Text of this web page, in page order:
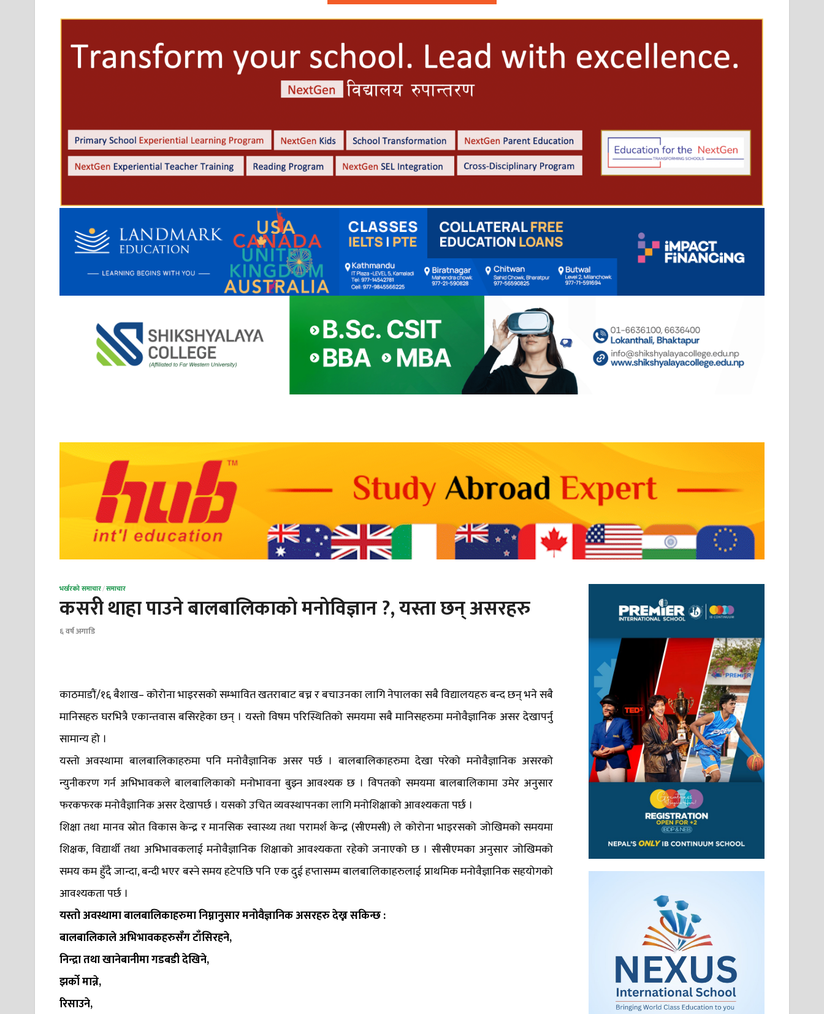
भर्खरको समाचार/समाचार
कसरी थाहा पाउने बालबालिकाकाे मनाेविज्ञान ?, यस्ता छन् असरहरु
६ वर्ष अगाडि
काठमाडौं/१६ बैशाख– कोरोना भाइरसको सम्भावित खतराबाट बच्न र बचाउनका लागि नेपालका सबै विद्यालयहरु बन्द छन् भने सबै
मानिसहरु घरभित्रै एकान्तवास बसिरहेका छन् । यस्तो विषम परिस्थितिको समयमा सबै मानिसहरुमा मनोवैज्ञानिक असर देखापर्नु
सामान्य हो ।
यस्तो अवस्थामा बालबालिकाहरुमा पनि मनोवैज्ञानिक असर पर्छ । बालबालिकाहरुमा देखा परेको मनोवैज्ञानिक असरको
न्युनीकरण गर्न अभिभावकले बालबालिकाको मनोभावना बुझ्न आवश्यक छ । विपतको समयमा बालबालिकामा उमेर अनुसार
फरकफरक मनोवैज्ञानिक असर देखापर्छ । यसको उचित व्यवस्थापनका लागि मनोशिक्षाको आवश्यकता पर्छ ।
शिक्षा तथा मानव स्रोत विकास केन्द्र र मानसिक स्वास्थ्य तथा परामर्श केन्द्र (सीएमसी) ले कोरोना भाइरसको जोखिमको समयमा
शिक्षक, विद्यार्थी तथा अभिभावकलाई मनोवैज्ञानिक शिक्षाको आवश्यकता रहेको जनाएको छ । सीसीएमका अनुसार जोखिमको
समय कम हुँदै जान्दा, बन्दी भएर बस्ने समय हटेपछि पनि एक दुई हप्तासम्म बालबालिकाहरुलाई प्राथमिक मनोवैज्ञानिक सहयोगको
आवश्यकता पर्छ ।
यस्तो अवस्थामा बालबालिकाहरुमा निम्नानुसार मनोवैज्ञानिक असरहरु देख्न सकिन्छ :
बालबालिकाले अभिभावकहरुसँग टाँसिरहने,
निन्द्रा तथा खानेबानीमा गडबडी देखिने,
झर्को मान्ने,
रिसाउने,